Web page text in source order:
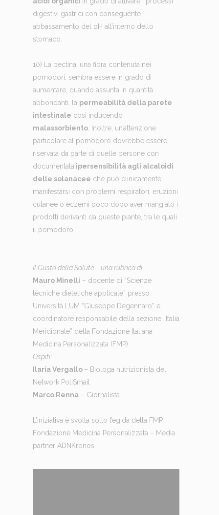
digestivi gastrici con conseguente
abbassamento del pH all’interno dello
stomaco.
10) La pectina, una fibra contenuta nei
pomodori, sembra essere in grado di
aumentare, quando assunta in quantità
abbondanti, la permeabilità della parete
intestinale così inducendo
malassorbiento. Inoltre, un’attenzione
particolare al pomodoro dovrebbe essere
riservata da parte di quelle persone con
documentata ipersensibilità agli alcaloidi
delle solanacee che può clinicamente
manifestarsi con problemi respiratori, eruzioni
cutanee o eczemi poco dopo aver mangiato i
prodotti derivanti da queste piante, tra le quali
il pomodoro.
Il Gusto della Salute – una rubrica di:
Mauro Minelli – docente di “Scienze
tecniche dietetiche applicate” presso
Università LUM “Giuseppe Degennaro” e
coordinatore responsabile della sezione “Italia
Meridionale” della Fondazione Italiana
Medicina Personalizzata (FMP).
Ospiti:
Ilaria Vergallo – Biologa nutrizionista del
Network PoliSmail
Marco Renna– Giornalista
L’iniziativa è svolta sotto l’egida della FMP
Fondazione Medicina Personalizzata – Media
partner ADNKronos.